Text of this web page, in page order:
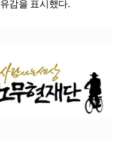
감을 표시했다.